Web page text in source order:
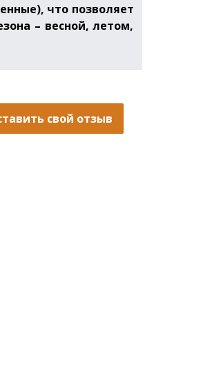
что позволяет
– весной, летом,
свой отзыв